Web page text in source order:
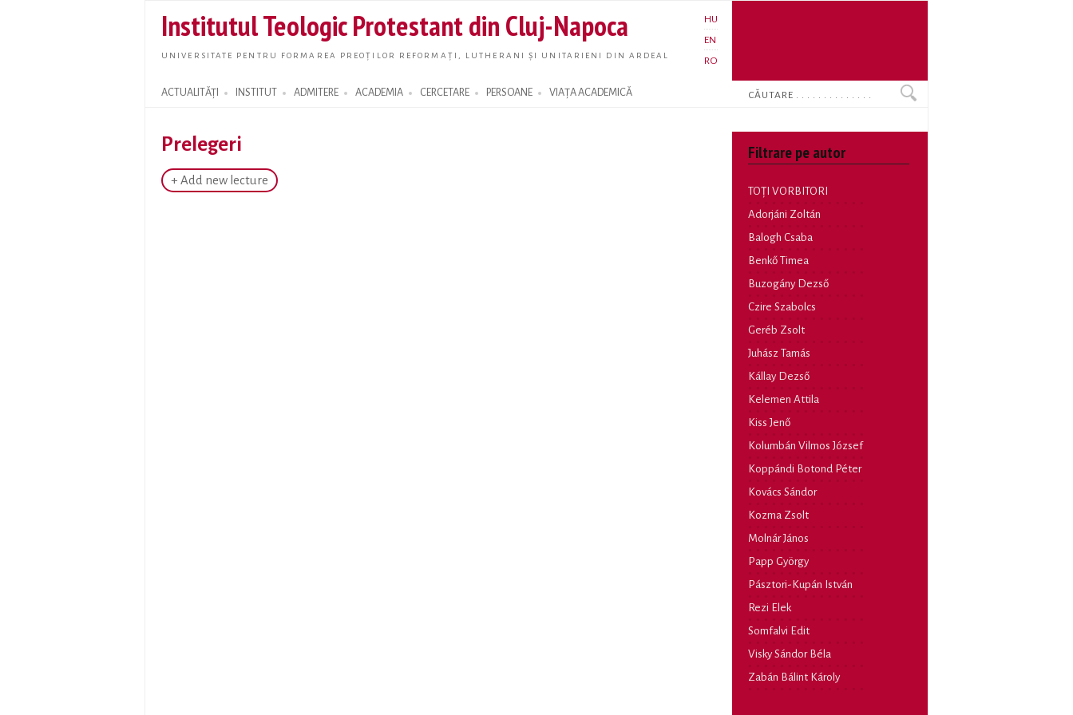
main
content
Institutul Teologic Protestant din Cluj-Napoca
UNIVERSITATE PENTRU FORMAREA PREOȚILOR REFORMAȚI, LUTHERANI ȘI UNITARIENI DIN ARDEAL
HU
EN
RO
ACTUALITĂȚI INSTITUT ADMITERE ACADEMIA CERCETARE PERSOANE VIAȚA ACADEMICĂ
Search form
Search
Prelegeri
+ Add new lecture
Filtrare pe autor
TOȚI VORBITORI
Adorjáni Zoltán
Balogh Csaba
Benkő Timea
Buzogány Dezső
Czire Szabolcs
Geréb Zsolt
Juhász Tamás
Kállay Dezső
Kelemen Attila
Kiss Jenő
Kolumbán Vilmos József
Koppándi Botond Péter
Kovács Sándor
Kozma Zsolt
Molnár János
Papp György
Pásztori-Kupán István
Rezi Elek
Somfalvi Edit
Visky Sándor Béla
Zabán Bálint Károly